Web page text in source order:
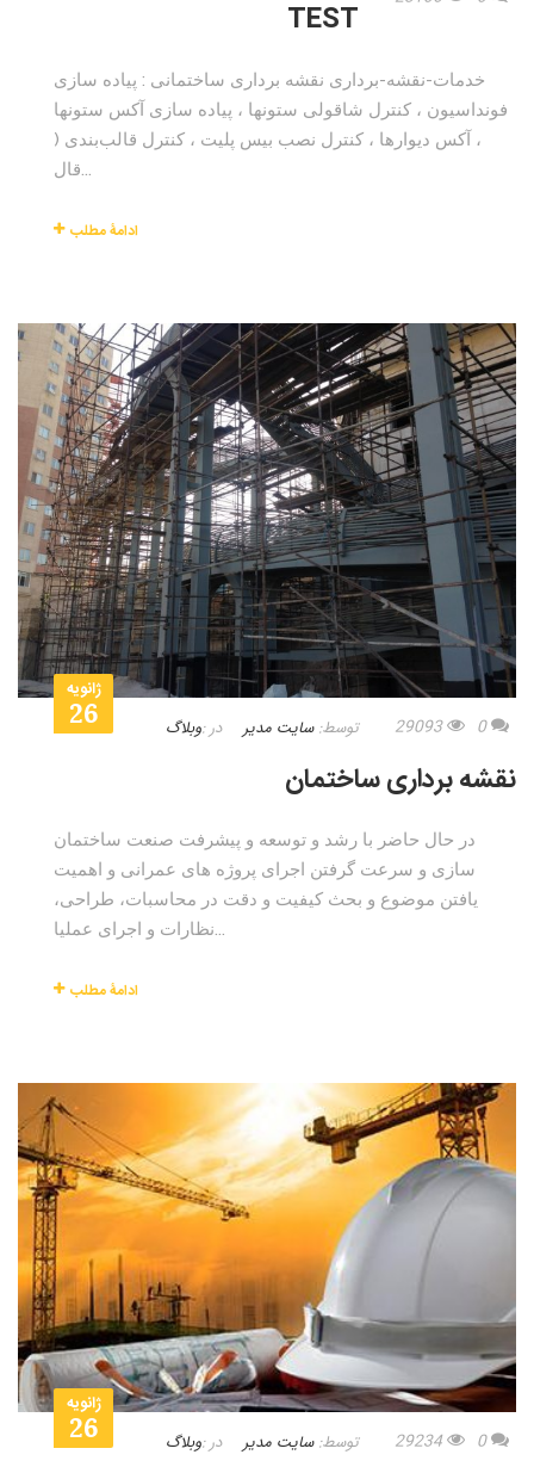
TEST
خدمات-نقشه-برداری نقشه برداری ساختمانی : پیاده سازی
فونداسیون ، کنترل شاقولی ستونها ، پیاده سازی آکس ستونها
، آکس دیوارها ، کنترل نصب بیس پلیت ، کنترل قالب‌بندی (
قال...
ادامۀ مطلب
ژانویه
26 در :وبلاگ توسط:سایت مدیر 0
29093
نقشه برداری ساختمان
در حال حاضر با رشد و توسعه و پیشرفت صنعت ساختمان
سازی و سرعت گرفتن اجرای پروژه های عمرانی و اهمیت
یافتن موضوع و بحث کیفیت و دقت در محاسبات، طراحی،
ادامۀ مطلب
ژانویه
26 در :وبلاگ توسط:سایت مدیر 0